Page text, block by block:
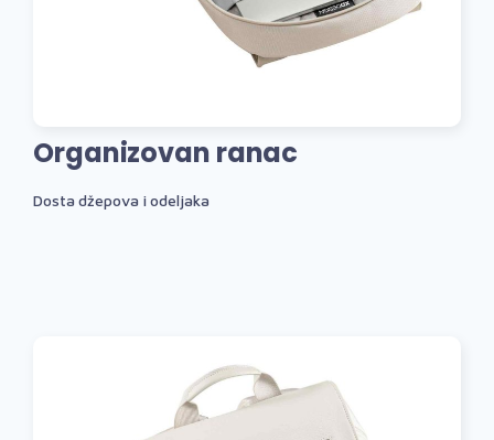
Organizovan ranac
Dosta džepova i odeljaka